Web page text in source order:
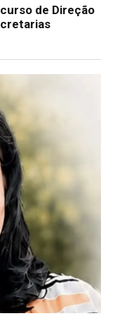
de Direção